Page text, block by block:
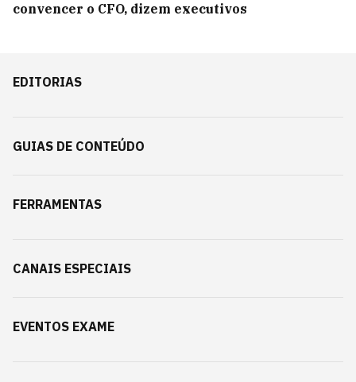
convencer o CFO, dizem executivos
EDITORIAS
GUIAS DE CONTEÚDO
FERRAMENTAS
CANAIS ESPECIAIS
EVENTOS EXAME